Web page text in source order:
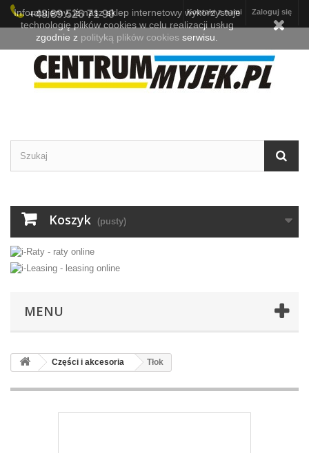
Zaloguj się
Kontakt z nami
+48 89 526 71 90
Koszyk (pusty)
MENU
Części i akcesoria Tłok
Informujemy, iż nasz sklep internetowy wykorzystuje
technologię plików cookies w celu realizacji usług
zgodnie z polityką plików cookies serwisu.